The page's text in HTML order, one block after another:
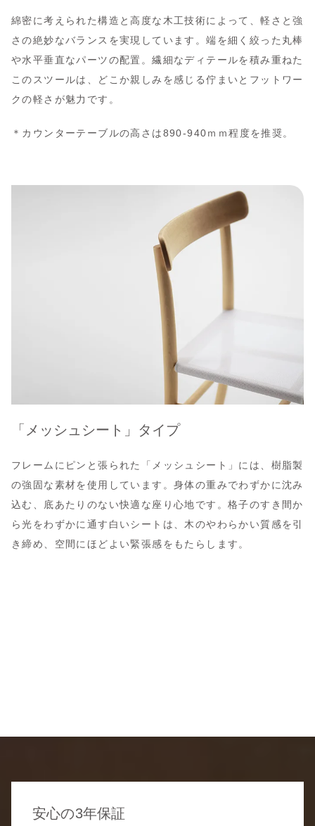
綿密に考えられた構造と高度な木工技術によって、軽さと強
さの絶妙なバランスを実現しています。端を細く絞った丸棒
や水平垂直なパーツの配置。繊細なディテールを積み重ねた
このスツールは、どこか親しみを感じる佇まいとフットワー
クの軽さが魅力です。
＊カウンターテーブルの高さは890-940ｍｍ程度を推奨。
「メッシュシート」タイプ
フレームにピンと張られた「メッシュシート」には、樹脂製
の強固な素材を使用しています。身体の重みでわずかに沈み
込む、底あたりのない快適な座り心地です。格子のすき間か
ら光をわずかに通す白いシートは、木のやわらかい質感を引
き締め、空間にほどよい緊張感をもたらします。
安心の3年保証